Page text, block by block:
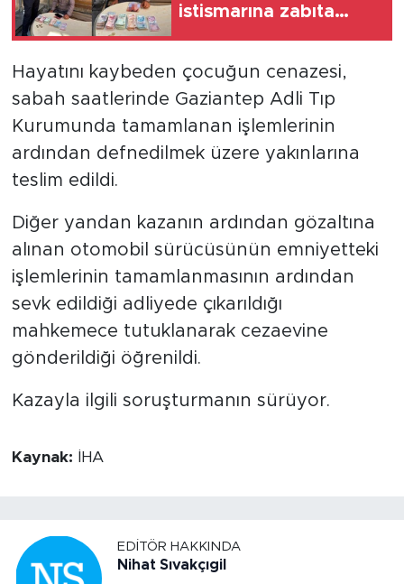
istismarına zabıta
Hayatını kaybeden çocuğun cenazesi,
sabah saatlerinde Gaziantep Adli Tıp
Kurumunda tamamlanan işlemlerinin
ardından defnedilmek üzere yakınlarına
teslim edildi.
Diğer yandan kazanın ardından gözaltına
alınan otomobil sürücüsünün emniyetteki
işlemlerinin tamamlanmasının ardından
sevk edildiği adliyede çıkarıldığı
mahkemece tutuklanarak cezaevine
gönderildiği öğrenildi.
Kazayla ilgili soruşturmanın sürüyor.
Kaynak: İHA
EDITÖR HAKKINDA
Nihat Sıvakçıgil